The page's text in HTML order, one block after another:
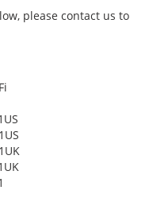
please contact us to